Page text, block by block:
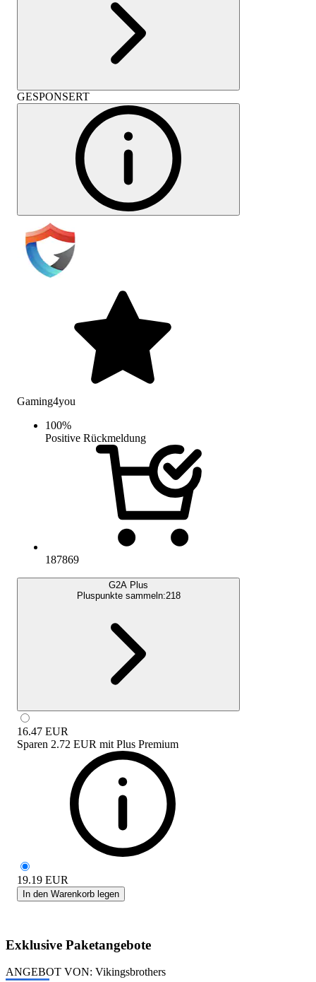
GESPONSERT
Gaming4you
100%
Positive Rückmeldung
187869
G2A Plus
Pluspunkte sammeln:218
16.47 EUR
Sparen 2.72 EUR mit Plus Premium
19.19 EUR
In den Warenkorb legen
Exklusive Paketangebote
ANGEBOT VON: Vikingsbrothers